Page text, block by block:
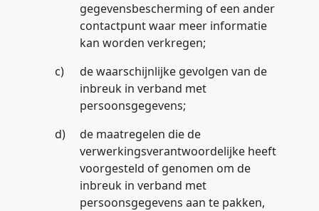
gegevensbescherming of een ander
contactpunt waar meer informatie
kan worden verkregen;
c)
de waarschijnlijke gevolgen van de
inbreuk in verband met
persoonsgegevens;
d)
de maatregelen die de
verwerkingsverantwoordelijke heeft
voorgesteld of genomen om de
inbreuk in verband met
persoonsgegevens aan te pakken,